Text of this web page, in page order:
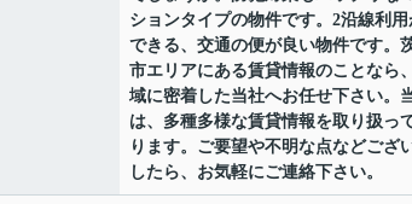
ションタイプの物件です。2沿線利用
できる、交通の便が良い物件です。
市エリアにある賃貸情報のことなら
域に密着した当社へお任せ下さい。
は、多種多様な賃貸情報を取り扱っ
ります。ご要望や不明な点などござ
したら、お気軽にご連絡下さい。